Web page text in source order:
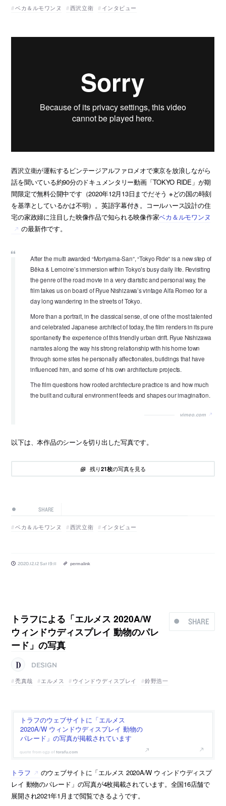
ベカ＆ルモワンヌ 西沢立衛 インタビュー
西沢立衛が運転するビンテージアルファロメオで東京を放浪しながら
話を聞いている約90分のドキュメンタリー動画「TOKYO RIDE」が期
間限定で無料公開中です（2020年12月13日までだそう ※どの国の時刻
を基準としているかは不明）。英語字幕付き。コールハース設計の住
宅の家政婦に注目した映像作品で知られる映像作家ベカ＆ルモワンヌ
の最新作です。
After the multi awarded “Moriyama-San”, “Tokyo Ride” is a new step of
Bêka & Lemoine’s immersion within Tokyo’s busy daily life. Revisiting
the genre of the road movie in a very diaristic and personal way, the
film takes us on board of Ryue Nishizawa’s vintage Alfa Romeo for a
day long wandering in the streets of Tokyo.
More than a portrait, in the classical sense, of one of the most talented
and celebrated Japanese architect of today, the film renders in its pure
spontaneity the experience of this friendly urban drift. Ryue Nishizawa
narrates along the way his strong relationship with his home town
through some sites he personally affectionates, buildings that have
influenced him, and some of his own architecture projects.
The film questions how rooted architecture practice is and how much
the built and cultural environment feeds and shapes our imagination.
vimeo.com
以下は、本作品のシーンを切り出した写真です。
残り21枚の写真を見る
SHARE
ベカ＆ルモワンヌ 西沢立衛 インタビュー
2020.12.12 Sat 19:11 permalink
SHARE
トラフによる「エルメス 2020A/W
ウィンドウディスプレイ 動物のパレ
ード」の写真
DESIGN
禿真哉
エルメス ウインドウディスプレイ 鈴野浩一
トラフのウェブサイトに「エルメス
2020A/W ウィンドウディスプレイ 動物の
パレード」の写真が掲載されています
torafu.com
トラフ
のウェブサイトに「エルメス 2020A/W ウィンドウディスプ
レイ 動物のパレード」の写真が4枚掲載されています。全国16店舗で
展開され2021年1月まで閲覧できるようです。